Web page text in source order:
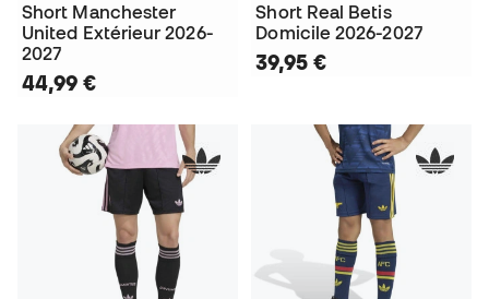
Short Manchester
United Extérieur 2026-
2027
44,99 €
Short Real Betis
Domicile 2026-2027
39,95 €